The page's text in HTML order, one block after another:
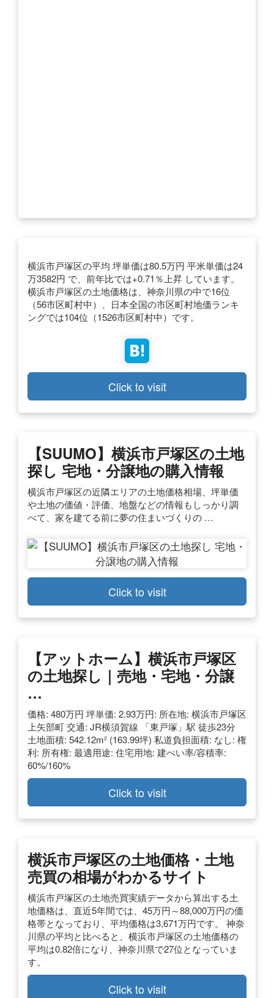
横浜市戸塚区の平均 坪単価は80.5万円 平米単価は24
万3582円 で、前年比では+0.71％上昇 しています。
横浜市戸塚区の土地価格は、神奈川県の中で16位
（56市区町村中）、日本全国の市区町村地価ランキ
ングでは104位（1526市区町村中）です。
Click to visit
【SUUMO】横浜市戸塚区の土地
探し 宅地・分譲地の購入情報
横浜市戸塚区の近隣エリアの土地価格相場、坪単価
や土地の価値・評価、地盤などの情報もしっかり調
べて、家を建てる前に夢の住まいづくりの …
Click to visit
【アットホーム】横浜市戸塚区
の土地探し｜売地・宅地・分譲
…
価格: 480万円 坪単価: 2.93万円: 所在地: 横浜市戸塚区
上矢部町 交通: JR横須賀線 「東戸塚」駅 徒歩23分
土地面積: 542.12m² (163.99坪) 私道負担面積: なし: 権
利: 所有権: 最適用途: 住宅用地: 建ぺい率/容積率:
60%/160%
Click to visit
横浜市戸塚区の土地価格・土地
売買の相場がわかるサイト
横浜市戸塚区の土地売買実績データから算出する土
地価格は、直近5年間では、45万円～88,000万円の価
格帯となっており、平均価格は3,671万円です。 神奈
川県の平均と比べると、横浜市戸塚区の土地価格の
平均は0.82倍になり、神奈川県で27位となっていま
す。
Click to visit